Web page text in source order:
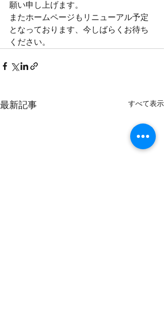
願い申し上げます。
またホームページもリニューアル予定
となっております、今しばらくお待ち
ください。
最新記事 すべて表示